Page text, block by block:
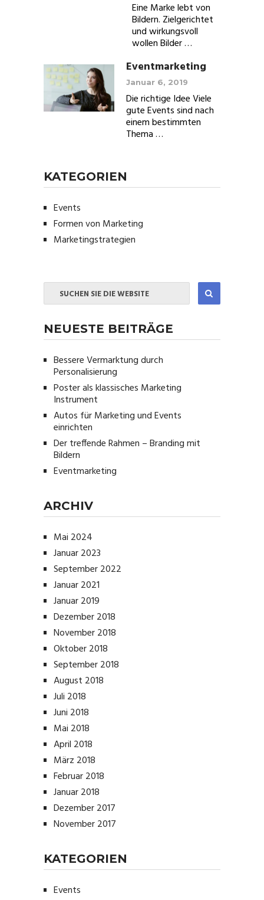
Eine Marke lebt von
Bildern. Zielgerichtet
und wirkungsvoll
wollen Bilder …
Eventmarketing
Januar 6, 2019
Die richtige Idee Viele
gute Events sind nach
einem bestimmten
Thema …
KATEGORIEN
Events
Formen von Marketing
Marketingstrategien
NEUESTE BEITRÄGE
Bessere Vermarktung durch
Personalisierung
Poster als klassisches Marketing
Instrument
Autos für Marketing und Events
einrichten
Der treffende Rahmen – Branding mit
Bildern
Eventmarketing
ARCHIV
Mai 2024
Januar 2023
September 2022
Januar 2021
Januar 2019
Dezember 2018
November 2018
Oktober 2018
September 2018
August 2018
Juli 2018
Juni 2018
Mai 2018
April 2018
März 2018
Februar 2018
Januar 2018
Dezember 2017
November 2017
KATEGORIEN
Events